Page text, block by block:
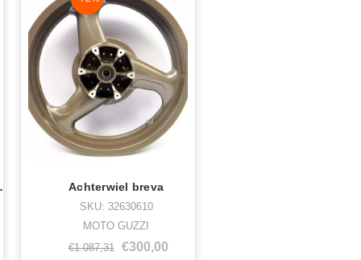
Achterwiel breva
SKU: 32630610
MOTO GUZZI
€1.087,31
€300,00